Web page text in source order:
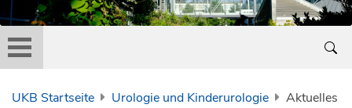
UKB Startseite Urologie und Kinderurologie Aktuelles